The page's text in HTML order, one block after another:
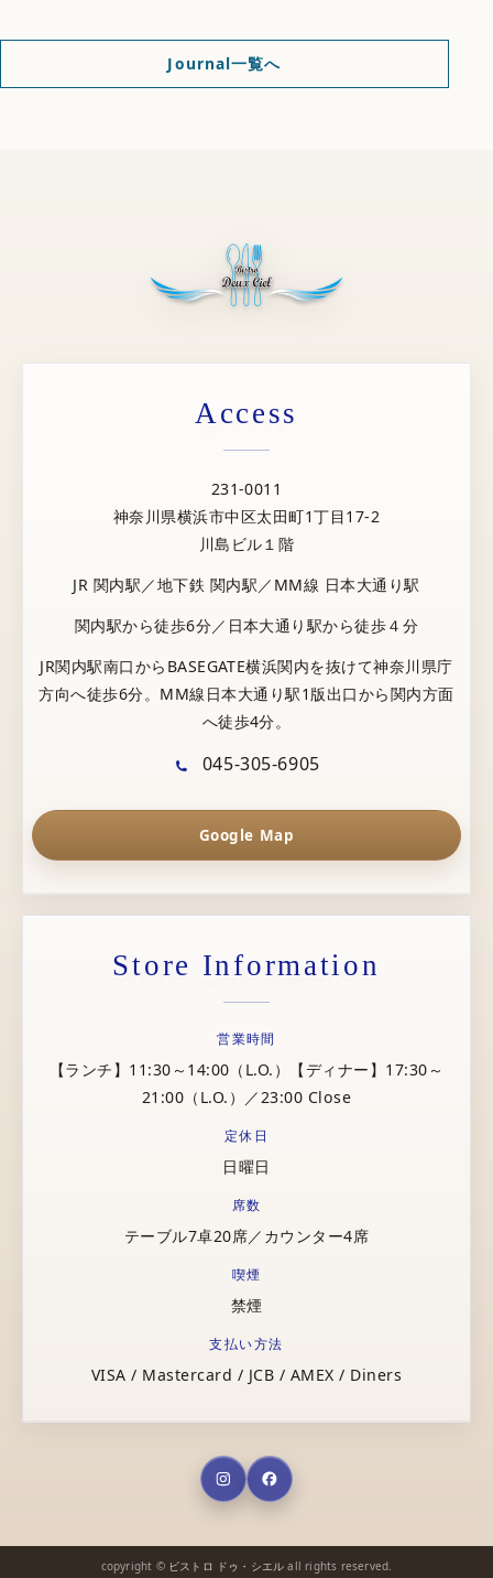
Journal一覧へ
Access
231-0011
神奈川県横浜市中区太田町1丁目17-2
川島ビル１階
JR 関内駅／地下鉄 関内駅／MM線 日本大通り駅
関内駅から徒歩6分／日本大通り駅から徒歩４分
JR関内駅南口からBASEGATE横浜関内を抜けて神奈川県庁
方向へ徒歩6分。MM線日本大通り駅1版出口から関内方面
へ徒歩4分。
045-305-6905
Google Map
Store Information
営業時間
【ランチ】11:30～14:00（L.O.）【ディナー】17:30～
21:00（L.O.）／23:00 Close
定休日
日曜日
席数
テーブル7卓20席／カウンター4席
喫煙
禁煙
支払い方法
VISA / Mastercard / JCB / AMEX / Diners
copyright © ビストロ ドゥ・シエル all rights reserved.